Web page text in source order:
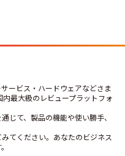
ービス・ハードウェアなどさま
最大級のレビュープラットフォ
じて、製品の機能や使い勝手、
てください。あなたのビジネス